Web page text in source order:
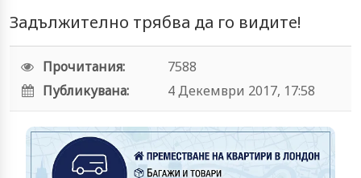
Задължително трябва да го видите!
Прочитания:
7588
Публикувана:
4 Декември 2017, 17:58